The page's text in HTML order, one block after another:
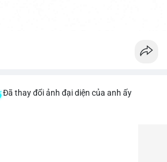
Đã thay đổi ảnh đại diện của anh ấy